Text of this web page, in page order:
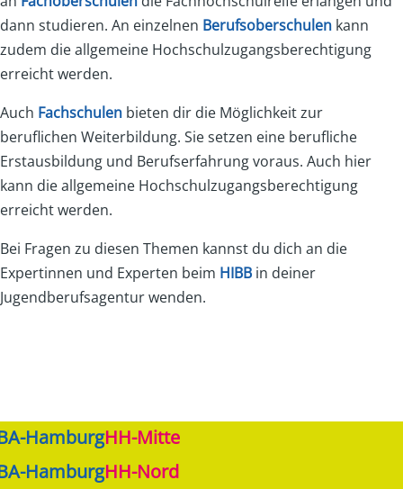
dann studieren. An einzelnen Berufsoberschulen kann
zudem die allgemeine Hochschulzugangsberechtigung
erreicht werden.
Auch Fachschulen bieten dir die Möglichkeit zur
beruflichen Weiterbildung. Sie setzen eine berufliche
Erstausbildung und Berufserfahrung voraus. Auch hier
kann die allgemeine Hochschulzugangsberechtigung
erreicht werden.
Bei Fragen zu diesen Themen kannst du dich an die
Expertinnen und Experten beim HIBB in deiner
Jugendberufsagentur wenden.
HamburgHH-Mitte
HamburgHH-Nord